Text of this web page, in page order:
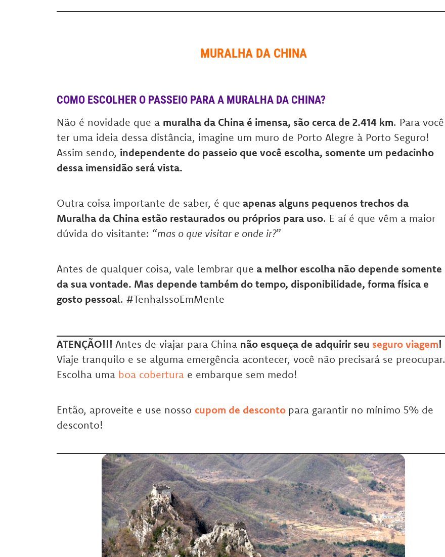
MURALHA DA CHINA
COMO ESCOLHER O PASSEIO PARA A MURALHA DA CHINA?
Não é novidade que a muralha da China é imensa, são cerca de 2.414 km. Para você
ter uma ideia dessa distância, imagine um muro de Porto Alegre à Porto Seguro!
Assim sendo, independente do passeio que você escolha, somente um pedacinho
dessa imensidão será vista.
Outra coisa importante de saber, é que apenas alguns pequenos trechos da
Muralha da China estão restaurados ou próprios para uso. E aí é que vêm a maior
dúvida do visitante: “mas o que visitar e onde ir?”
Antes de qualquer coisa, vale lembrar que a melhor escolha não depende somente
da sua vontade. Mas depende também do tempo, disponibilidade, forma física e
gosto pessoal. #TenhaIssoEmMente
ATENÇÃO!!! Antes de viajar para China não esqueça de adquirir seu seguro viagem!
Viaje tranquilo e se alguma emergência acontecer, você não precisará se preocupar.
Escolha uma boa cobertura e embarque sem medo!
Então, aproveite e use nosso cupom de desconto para garantir no mínimo 5% de
desconto!